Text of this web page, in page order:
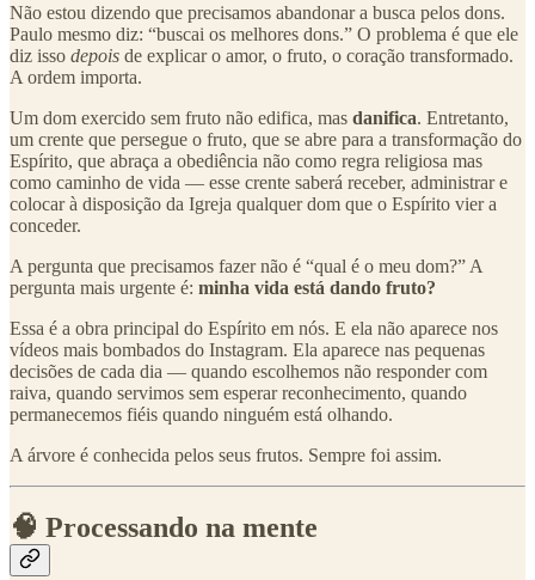
Não estou dizendo que precisamos abandonar a busca pelos dons.
Paulo mesmo diz: “buscai os melhores dons.” O problema é que ele
diz isso depois de explicar o amor, o fruto, o coração transformado.
A ordem importa.
Um dom exercido sem fruto não edifica, mas danifica. Entretanto,
um crente que persegue o fruto, que se abre para a transformação do
Espírito, que abraça a obediência não como regra religiosa mas
como caminho de vida — esse crente saberá receber, administrar e
colocar à disposição da Igreja qualquer dom que o Espírito vier a
conceder.
A pergunta que precisamos fazer não é “qual é o meu dom?” A
pergunta mais urgente é: minha vida está dando fruto?
Essa é a obra principal do Espírito em nós. E ela não aparece nos
vídeos mais bombados do Instagram. Ela aparece nas pequenas
decisões de cada dia — quando escolhemos não responder com
raiva, quando servimos sem esperar reconhecimento, quando
permanecemos fiéis quando ninguém está olhando.
A árvore é conhecida pelos seus frutos. Sempre foi assim.
🧠 Processando na mente